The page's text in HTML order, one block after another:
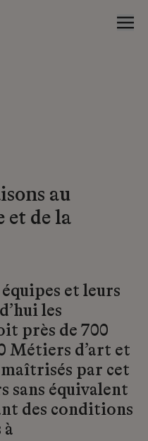
au
et de la
et leurs
les
près de 700
Métiers d’art et
par cet
sans équivalent
des conditions
à